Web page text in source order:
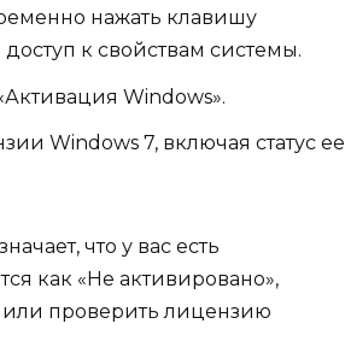
нажать клавишу
к свойствам системы.
Windows».
Windows 7, включая статус ее
что у вас есть
как «Не активировано»,
проверить лицензию